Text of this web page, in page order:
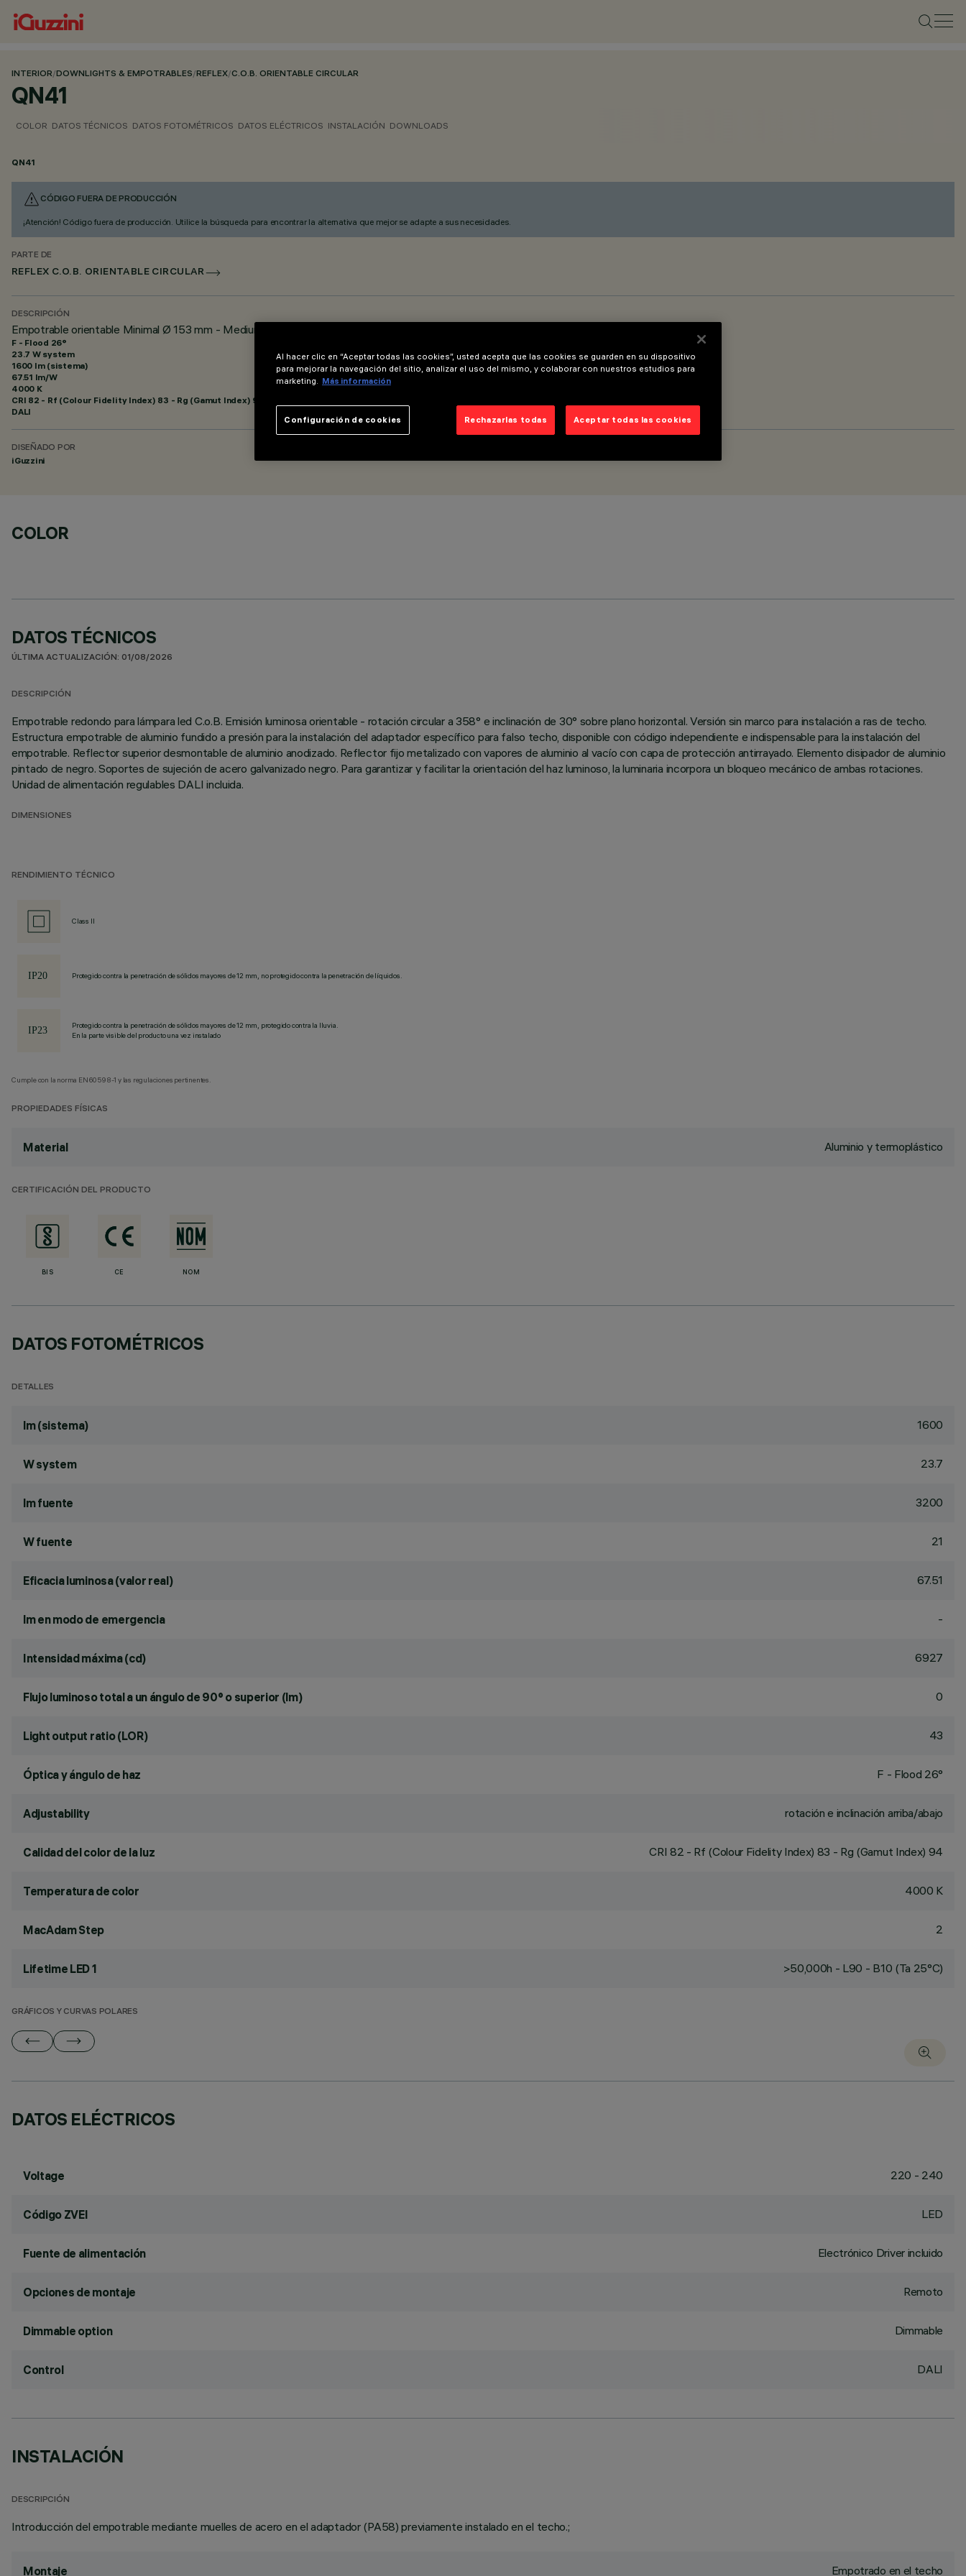
INTERIOR/DOWNLIGHTS & EMPOTRABLES/REFLEX/C.O.B. ORIENTABLE CIRCULAR
QN41
COLOR DATOS TÉCNICOS DATOS FOTOMÉTRICOS DATOS ELÉCTRICOS INSTALACIÓN DOWNLOADS
QN41
CÓDIGO FUERA DE PRODUCCIÓN
¡Atención! Código fuera de producción. Utilice la búsqueda para encontrar la alternativa que mejor se adapte a sus necesidades.
PARTE DE
REFLEX C.O.B. ORIENTABLE CIRCULAR
DESCRIPCIÓN
Empotrable orientable Minimal Ø 153 mm - Medium beam - DALI
F - Flood 26°
23.7 W system
1600 lm (sistema)
67.51 lm/W
4000 K
CRI 82 - Rf (Colour Fidelity Index) 83 - Rg (Gamut Index) 94
DALI
DISEÑADO POR
iGuzzini
COLOR
DATOS TÉCNICOS
ÚLTIMA ACTUALIZACIÓN: 01/08/2026
DESCRIPCIÓN
Empotrable redondo para lámpara led C.o.B. Emisión luminosa orientable - rotación circular a 358° e inclinación de 30° sobre plano horizontal. Versión sin marco para instalación a ras de techo.
Estructura empotrable de aluminio fundido a presión para la instalación del adaptador específico para falso techo, disponible con código independiente e indispensable para la instalación del
empotrable. Reflector superior desmontable de aluminio anodizado. Reflector fijo metalizado con vapores de aluminio al vacío con capa de protección antirrayado. Elemento disipador de aluminio
pintado de negro. Soportes de sujeción de acero galvanizado negro. Para garantizar y facilitar la orientación del haz luminoso, la luminaria incorpora un bloqueo mecánico de ambas rotaciones.
Unidad de alimentación regulables DALI incluida.
DIMENSIONES
RENDIMIENTO TÉCNICO
Class II
Protegido contra la penetración de sólidos mayores de 12 mm, no protegido contra la penetración de líquidos.
Protegido contra la penetración de sólidos mayores de 12 mm, protegido contra la lluvia.
En la parte visible del producto una vez instalado
Cumple con la norma EN60598-1 y las regulaciones pertinentes.
PROPIEDADES FÍSICAS
Material Aluminio y termoplástico
CERTIFICACIÓN DEL PRODUCTO
BIS CE NOM
DATOS FOTOMÉTRICOS
DETALLES
lm (sistema) 1600
W system 23.7
lm fuente 3200
W fuente 21
Eficacia luminosa (valor real) 67.51
lm en modo de emergencia -
Intensidad máxima (cd) 6927
Flujo luminoso total a un ángulo de 90° o superior (lm) 0
Light output ratio (LOR) 43
Óptica y ángulo de haz F - Flood 26°
Adjustability rotación e inclinación arriba/abajo
Calidad del color de la luz CRI 82 - Rf (Colour Fidelity Index) 83 - Rg (Gamut Index) 94
Temperatura de color 4000 K
MacAdam Step 2
Lifetime LED 1 >50,000h - L90 - B10 (Ta 25°C)
GRÁFICOS Y CURVAS POLARES
DATOS ELÉCTRICOS
Voltage 220 - 240
Código ZVEI LED
Fuente de alimentación Electrónico Driver incluido
Opciones de montaje Remoto
Dimmable option Dimmable
Control DALI
INSTALACIÓN
DESCRIPCIÓN
Introducción del empotrable mediante muelles de acero en el adaptador (PA58) previamente instalado en el techo.;
Montaje Empotrado en el techo
Al hacer clic en “Aceptar todas las cookies”, usted acepta que las cookies se guarden en su dispositivo
para mejorar la navegación del sitio, analizar el uso del mismo, y colaborar con nuestros estudios para
marketing. Más información
Rechazarlas todas Aceptar todas las cookies
Configuración de cookies